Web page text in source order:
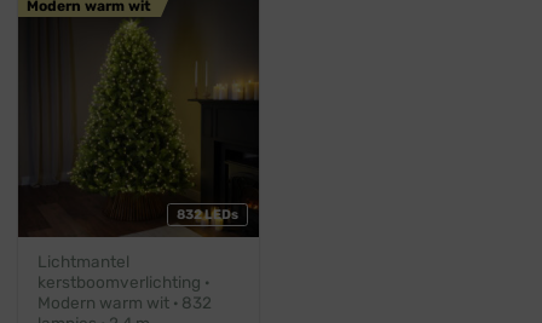
832 LEDs
Modern warm wit
Lichtmantel
kerstboomverlichting ·
Modern warm wit · 832